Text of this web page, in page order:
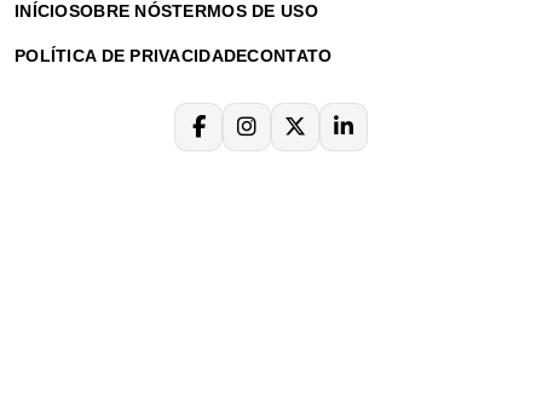
INÍCIOSOBRE NÓSTERMOS DE USO
POLÍTICA DE PRIVACIDADECONTATO